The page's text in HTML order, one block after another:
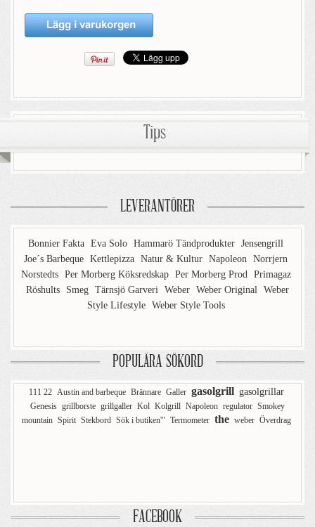
Tips
LEVERANTÖRER
Bonnier Fakta Eva Solo Hammarö Tändprodukter Jensengrill
Joe´s Barbeque Kettlepizza Natur & Kultur Napoleon Norrjern
Norstedts Per Morberg Köksredskap Per Morberg Prod Primagaz
Röshults
Smeg Tärnsjö Garveri Weber Weber Original Weber
Style Lifestyle Weber Style Tools
POPULÄRA SÖKORD
111 22 Austin and barbeque Brännare Galler gasolgrill gasolgrillar
Genesis grillborste grillgaller Kol Kolgrill Napoleon regulator Smokey
mountain Spirit Stekbord Sök i butiken'" Termometer the weber Överdrag
FACEBOOK